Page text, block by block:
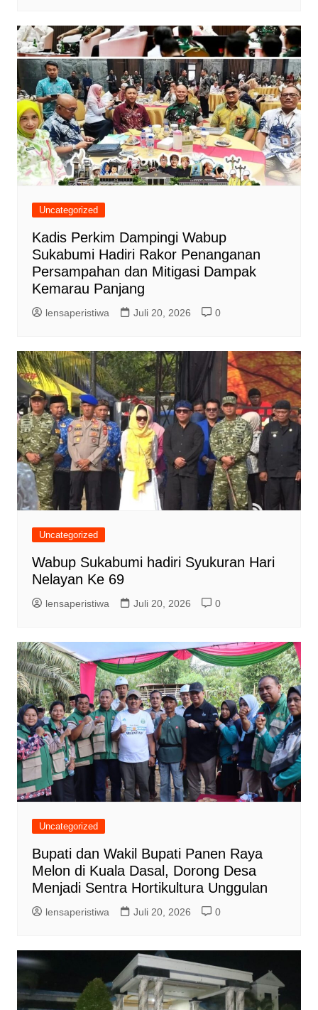
Uncategorized
Kadis Perkim Dampingi Wabup
Sukabumi Hadiri Rakor Penanganan
Persampahan dan Mitigasi Dampak
Kemarau Panjang
lensaperistiwa Juli 20, 2026 0
Uncategorized
Wabup Sukabumi hadiri Syukuran Hari
Nelayan Ke 69
lensaperistiwa Juli 20, 2026 0
Uncategorized
Bupati dan Wakil Bupati Panen Raya
Melon di Kuala Dasal, Dorong Desa
Menjadi Sentra Hortikultura Unggulan
lensaperistiwa Juli 20, 2026 0